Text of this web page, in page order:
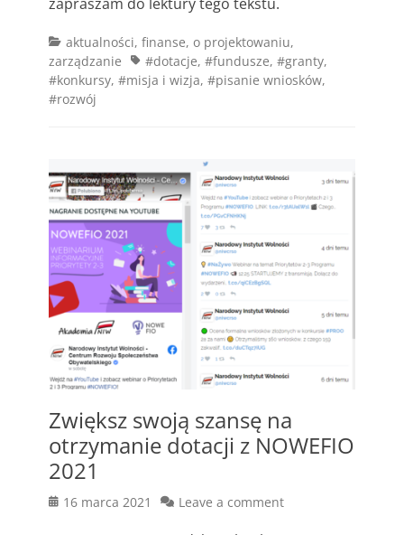
Categories
aktualności, finanse, o projektowaniu,
zarządzanie Tags#dotacje, #fundusze, #granty,
#konkursy, #misja i wizja, #pisanie wniosków,
#rozwój
Zwiększ swoją szansę na
otrzymanie dotacji z NOWEFIO
2021
Posted
16 marca 2021 Leave a comment